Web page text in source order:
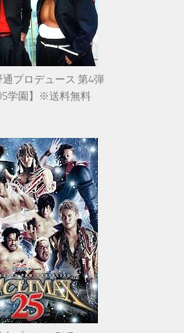
通プロデュース 第4弾
学園】※送料無料